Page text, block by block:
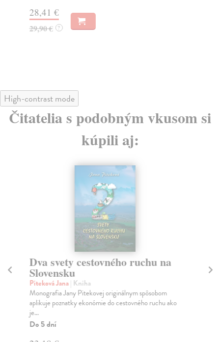
28,41 €
29,90 € ?
High-contrast mode
Čitatelia s podobným vkusom si
kúpili aj:
Dva svety cestovného ruchu na
Slovensku
Piteková Jana| Kniha
Monografia Jany Pitekovej originálnym spôsobom
aplikuje poznatky ekonómie do cestovného ruchu ako
je...
Do 5 dní